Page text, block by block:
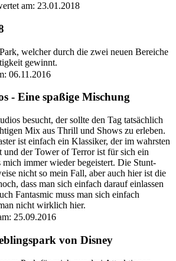
am: 23.01.2018
welcher durch die zwei neuen Bereiche
gewinnt.
06.11.2016
- Eine spaßige Mischung
besucht, der sollte den Tag tatsächlich
Mix aus Thrill und Shows zu erleben.
ist einfach ein Klassiker, der im wahrsten
und der Tower of Terror ist für sich ein
mich immer wieder begeistert. Die Stunt-
nicht so mein Fall, aber auch hier ist die
dass man sich einfach darauf einlassen
Fantasmic muss man sich einfach
nicht wirklich hier.
25.09.2016
von Disney